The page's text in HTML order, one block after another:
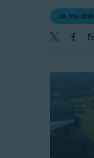
Bilder
13. Mai 2026